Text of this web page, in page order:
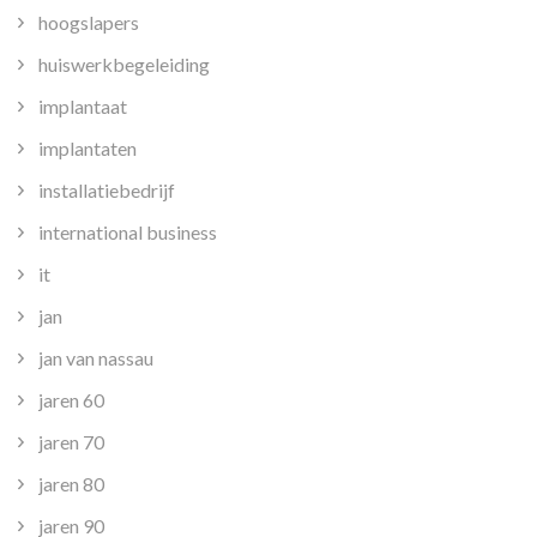
hoogslapers
huiswerkbegeleiding
implantaat
implantaten
installatiebedrijf
international business
it
jan
jan van nassau
jaren 60
jaren 70
jaren 80
jaren 90